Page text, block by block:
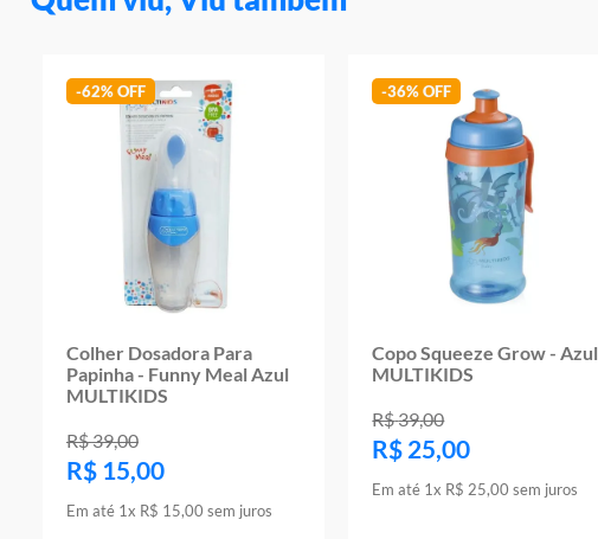
-62%
Colher Dosadora Para
Papinha - Funny Meal Azul
MULTIKIDS
R$39,00
R$ 15,00
Em até 1x R$ 15,00 sem juros
-36%
Copo Squeeze Grow - Azul
MULTIKIDS
R$39,00
R$ 25,00
Em até 1x R$ 25,00 sem juros